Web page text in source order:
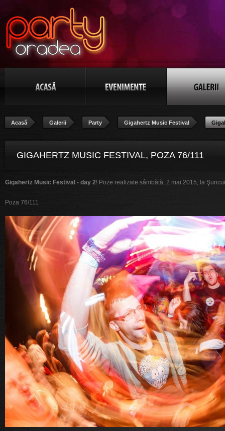
Acasă Galerii Party Gigahertz Music Festival
GIGAHERTZ MUSIC FESTIVAL, POZA 76/111
Gigahertz Music Festival - day 2! Poze realizate sâmbătă, 2 mai 2015, la
Poza 76/111